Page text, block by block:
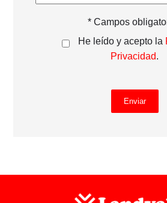
* Campos
He leído y acepto la
Privacidad.
Enviar